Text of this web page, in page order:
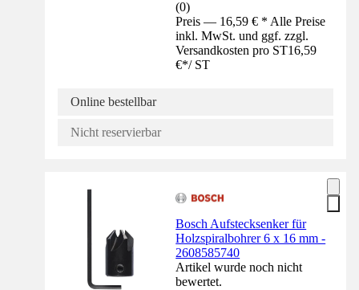
(0)
Preis — 16,59 € * Alle Preise
inkl. MwSt. und ggf. zzgl.
Versandkosten pro ST16,59
€*/ ST
Online bestellbar
Nicht reservierbar
Bosch Aufstecksenker für
Holzspiralbohrer 6 x 16 mm -
2608585740
Artikel wurde noch nicht
bewertet.